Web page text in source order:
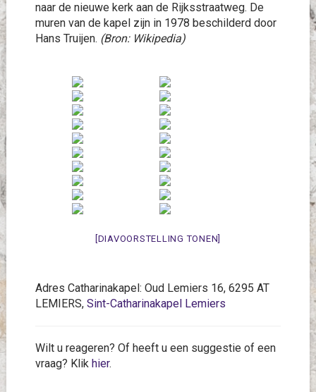
naar de nieuwe kerk aan de Rijksstraatweg. De
muren van de kapel zijn in 1978 beschilderd door
Hans Truijen. (Bron: Wikipedia)
[DIAVOORSTELLING TONEN]
Adres Catharinakapel: Oud Lemiers 16, 6295 AT
LEMIERS, Sint-Catharinakapel Lemiers
Wilt u reageren? Of heeft u een suggestie of een
vraag? Klik hier.